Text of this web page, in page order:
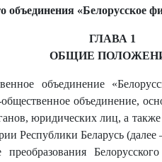
объединения «Белорусское
ГЛАВА 1
ОБЩИЕ
объединение
объединение,
юридических лиц, а
Республики Беларусь (далее